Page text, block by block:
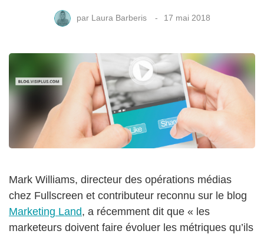
par Laura Barberis 17 mai 2018
Mark Williams, directeur des opérations médias
chez Fullscreen et contributeur reconnu sur le blog
Marketing Land, a récemment dit que « les
marketeurs doivent faire évoluer les métriques qu’ils